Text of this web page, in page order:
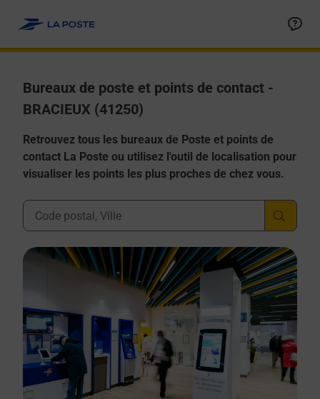
Bureaux de poste et points de contact -
BRACIEUX (41250)
Retrouvez tous les bureaux de Poste et points de
contact La Poste ou utilisez l'outil de localisation pour
visualiser les points les plus proches de chez vous.
Ville, Département, Code Postal